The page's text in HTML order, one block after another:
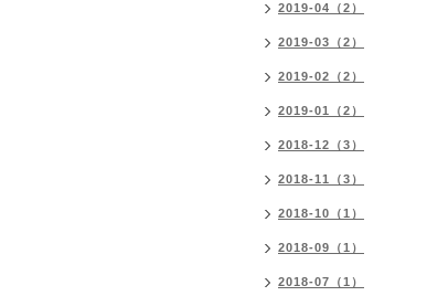
2019-04（2）
2019-03（2）
2019-02（2）
2019-01（2）
2018-12（3）
2018-11（3）
2018-10（1）
2018-09（1）
2018-07（1）